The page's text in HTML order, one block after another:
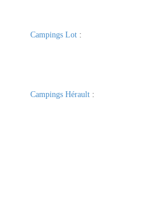
Campings Lot:
Campings Hérault: